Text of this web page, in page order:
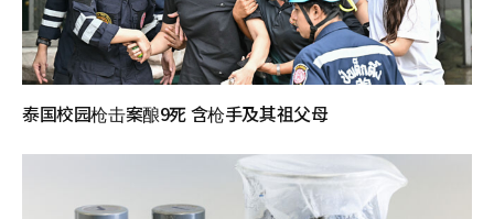
泰国校园枪击案酿9死 含枪手及其祖父母